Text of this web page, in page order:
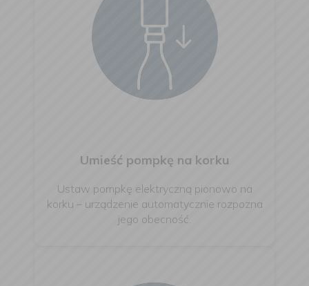
Umieść pompkę na korku
Ustaw pompkę elektryczną pionowo na
korku – urządzenie automatycznie rozpozna
jego obecność.​